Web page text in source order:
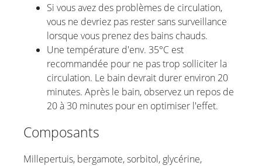
Si vous avez des problèmes de circulation,
vous ne devriez pas rester sans surveillance
lorsque vous prenez des bains chauds.
Une température d'env. 35°C est
recommandée pour ne pas trop solliciter la
circulation. Le bain devrait durer environ 20
minutes. Après le bain, observez un repos de
20 à 30 minutes pour en optimiser l'effet.
Composants
Millepertuis, bergamote, sorbitol, glycérine,